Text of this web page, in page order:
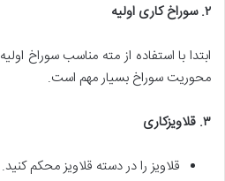
۲.سوراخ کاری اولیه
ابتدا با استفاده از مته مناسب سوراخ
محوریت سوراخ بسیار مهم است.
۳. قلاویزکاری
قلاویز را در دسته قلاویز محکم کنید.